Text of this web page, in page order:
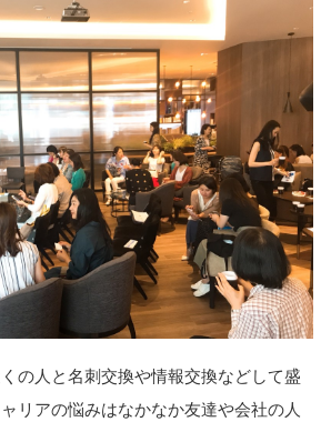
の人と名刺交換や情報交換などして盛
リアの悩みはなかなか友達や会社の人